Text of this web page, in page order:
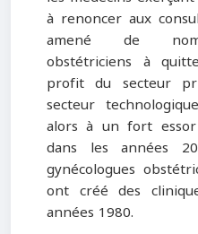
à renoncer aux
amené de
obstétriciens à
profit du secteur
secteur
alors à un fort
dans les années
gynécologues
ont créé des
années 1980.